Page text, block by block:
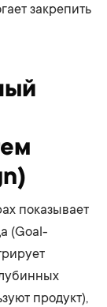
закрепить
показывает
(Goal-
продукт),